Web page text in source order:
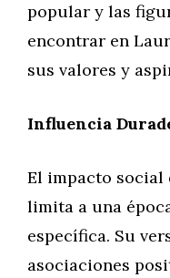
popular y las
encontrar en
sus valores y
Influencia
El impacto social
limita a una
específica. Su
asociaciones